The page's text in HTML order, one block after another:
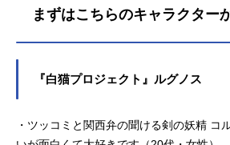
まずはこちらのキャラクター
『白猫プロジェクト』ルグノス
・ツッコミと関西弁の聞ける剣の妖精 コ